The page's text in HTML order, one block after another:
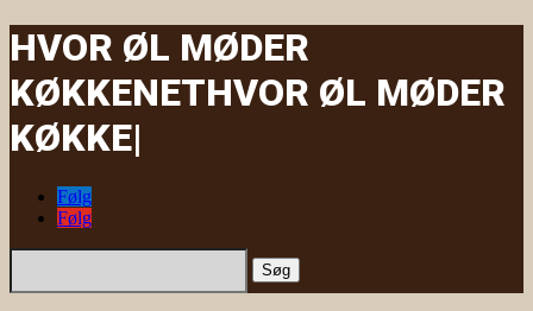
HVOR ØL MØDER
KØKKENETHVOR ØL MØDER
K|
Følg
Følg
Søg